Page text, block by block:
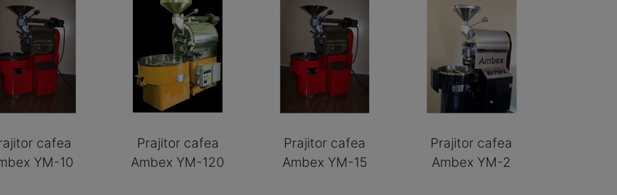
cafea
YM-10
Prajitor cafea
Ambex YM-120
Prajitor cafea
Ambex YM-15
Prajitor cafea
Ambex YM-2